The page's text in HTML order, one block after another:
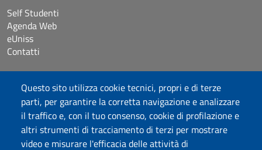
Questo sito utilizza cookie tecnici, propri e di terze
parti, per garantire la corretta navigazione e analizzare
il traffico e, con il tuo consenso, cookie di profilazione e
altri strumenti di tracciamento di terzi per mostrare
video e misurare l'efficacia delle attività di
Self Studenti
Agenda Web
eUniss
Contatti
Accessibilità
Dichiarazione di accessibilità
Cookie settings
Mappa del sito
Protocollo